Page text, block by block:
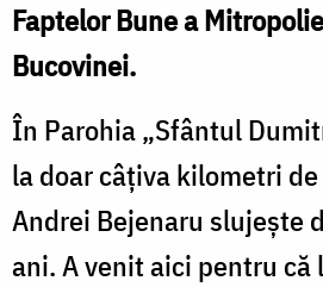
Faptelor Bune a
Bucovinei.
În Parohia „Sfântul
la doar câțiva kilometri
Andrei Bejenaru slujește
ani. A venit aici pentru că